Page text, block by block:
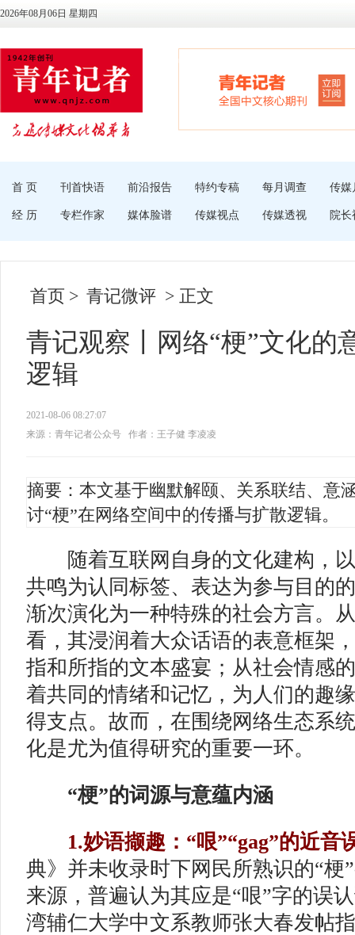
2026年08月06日 星期四
首 页 刊首快语 前沿报告 特约专稿 每月调查 传媒
经 历 专栏作家 媒体脸谱 传媒视点 传媒透视 院长
首页 > 青记微评 > 正文
青记观察丨网络“梗”文化的
逻辑
2021-08-06 08:27:07
来源：青年记者公众号
作者：王子健 李凌凌
摘要：本文基于幽默解颐、关系联结、意
讨“梗”在网络空间中的传播与扩散逻辑。
随着互联网自身的文化建构，以
共鸣为认同标签、表达为参与目的
渐次演化为一种特殊的社会方言。
看，其浸润着大众话语的表意框架
指和所指的文本盛宴；从社会情感
着共同的情绪和记忆，为人们的趣
得支点。故而，在围绕网络生态系
化是尤为值得研究的重要一环。
“梗”的词源与意蕴内涵
1.妙语撷趣：“哏”“gag”的近音
典》并未收录时下网民所熟识的“梗
来源，普遍认为其应是“哏”字的误
湾辅仁大学中文系教师张大春发帖